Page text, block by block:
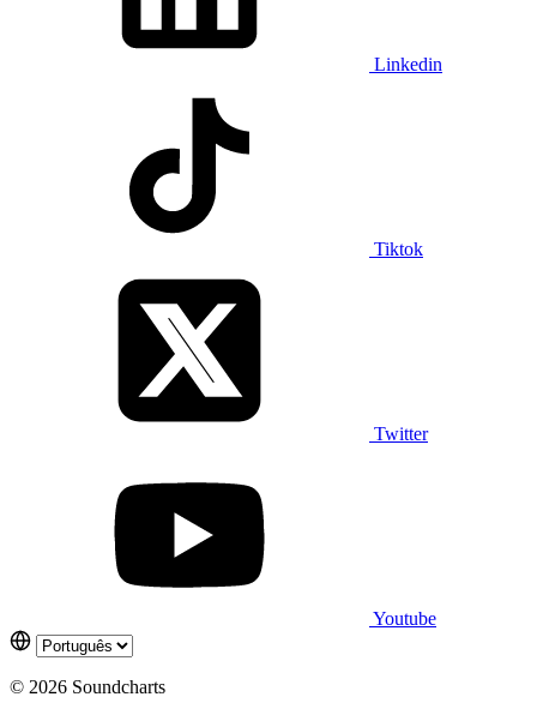
Linkedin
Tiktok
Twitter
Youtube
© 2026 Soundcharts